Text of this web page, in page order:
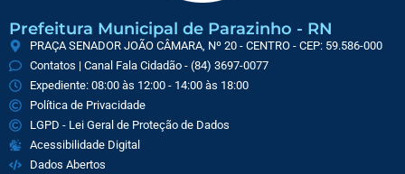
Prefeitura Municipal de Parazinho - RN
PRAÇA SENADOR JOÃO CÂMARA, Nº 20 - CENTRO - CEP: 59.586-000
Contatos | Canal Fala Cidadão - (84) 3697-0077
Expediente: 08:00 às 12:00 - 14:00 às 18:00
Política de Privacidade
LGPD - Lei Geral de Proteção de Dados
Acessibilidade Digital
Dados Abertos